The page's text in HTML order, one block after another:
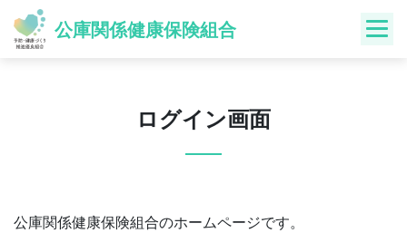
Skip
content
公庫関係健康保険組合
ログイン画面
公庫関係健康保険組合のホームページです。